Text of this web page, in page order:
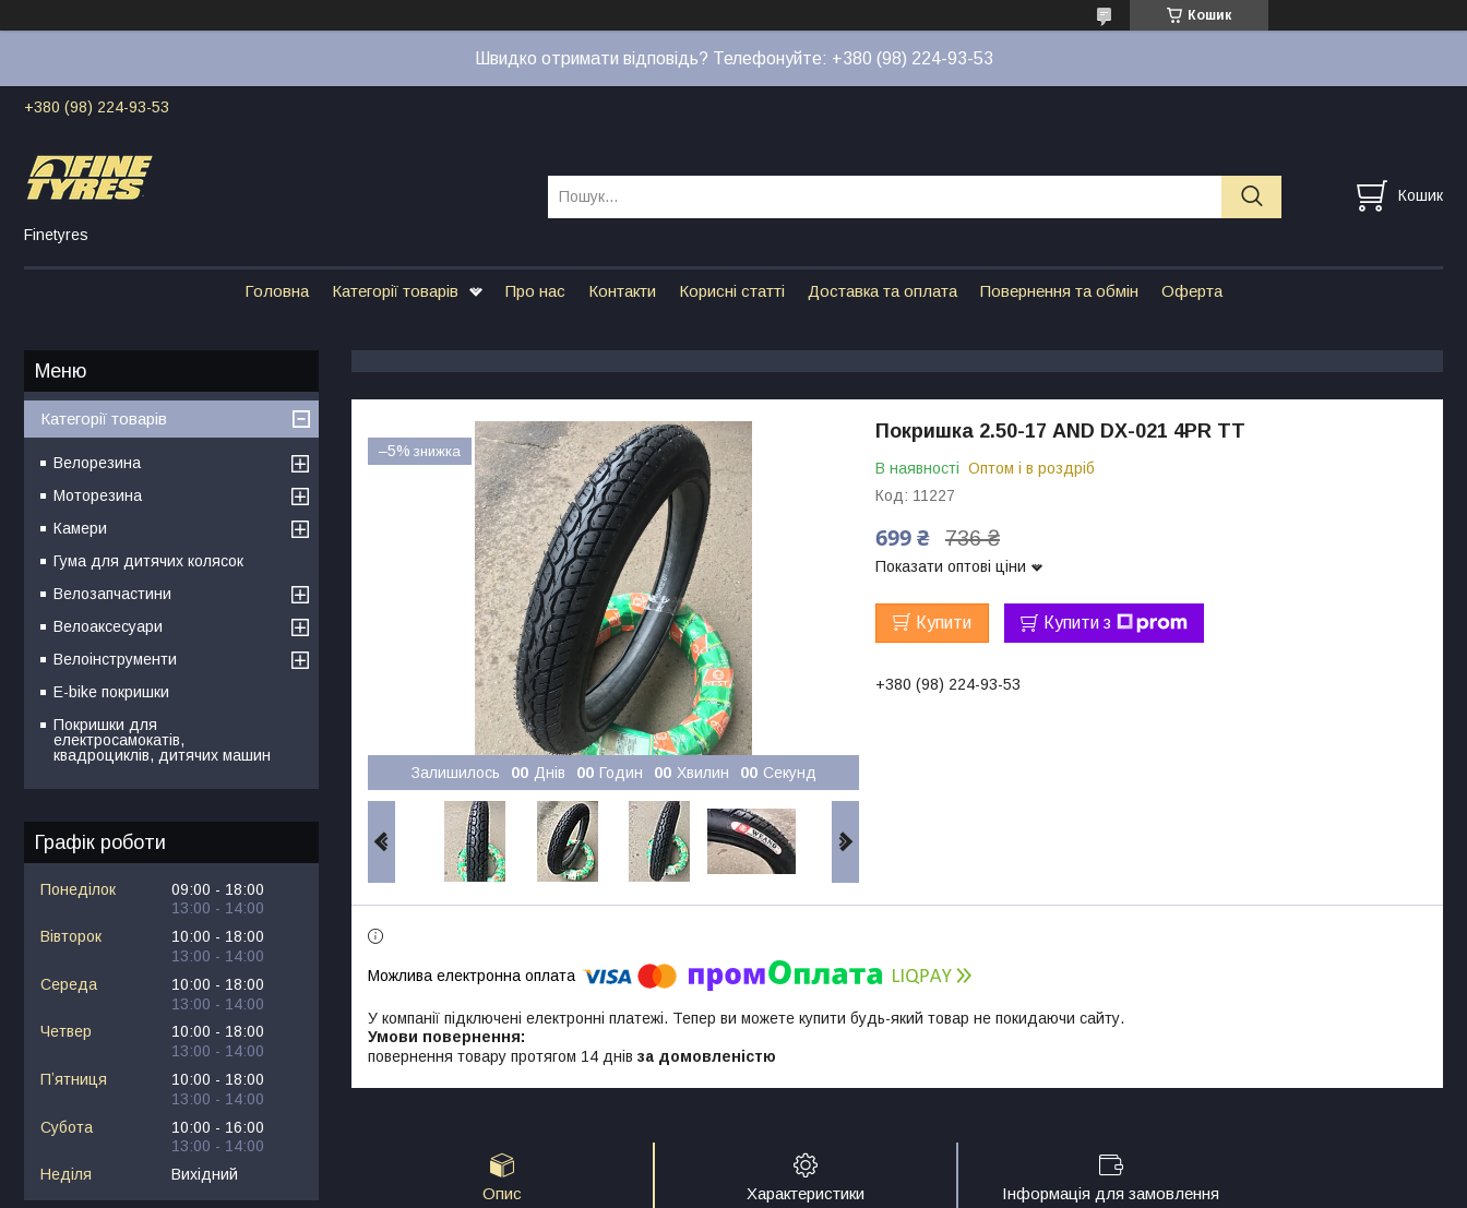
Кошик
Швидко отримати відповідь? Телефонуйте: +380 (98) 224-93-53
+380 (98) 224-93-53
Finetyres
Кошик
Головна Категорії товарів Про нас Контакти Корисні статті Доставка та оплата Повернення та обмін Оферта
–5%
Залишилось 00 Днів 00 Годин 00 Хвилин 00 Секунд
Покришка 2.50-17 AND DX-021 4PR TT
В наявності Оптом і в роздріб
Код: 11227
736 ₴
699 ₴
Показати оптові ціни
Купити Купити з
+380 (98) 224-93-53
У компанії підключені електронні платежі. Тепер ви можете купити будь-який товар не покидаючи сайту.
повернення товару протягом 14 днів за домовленістю
Опис Характеристики Інформація для замовлення
Категорії товарів
Велорезина
Моторезина
Камери
Гума для дитячих колясок
Велозапчастини
Велоаксесуари
Велоінструменти
E-bike покришки
Покришки для
електросамокатів,
квадроциклів, дитячих машин
Графік роботи
Понеділок 09:00
18:00
13:00
14:00
Вівторок
10:00
18:00
13:00
14:00
Середа
10:00
18:00
13:00
14:00
Четвер
10:00
18:00
13:00
14:00
Пʼятниця
10:00
18:00
13:00
14:00
Субота
10:00
16:00
13:00
14:00
Неділя
Вихідний